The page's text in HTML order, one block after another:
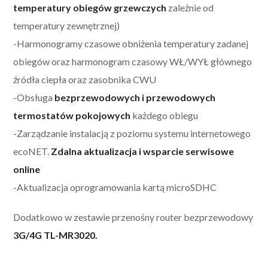
temperatury obiegów grzewczych zależnie od
temperatury zewnętrznej)
-Harmonogramy czasowe obniżenia temperatury zadanej
obiegów oraz harmonogram czasowy WŁ/WYŁ głównego
źródła ciepła oraz zasobnika CWU
-Obsługa bezprzewodowych i przewodowych
termostatów pokojowych każdego obiegu
-Zarządzanie instalacją z poziomu systemu internetowego
ecoNET. Zdalna aktualizacja i wsparcie serwisowe
online
-Aktualizacja oprogramowania kartą microSDHC
Dodatkowo w zestawie przenośny router bezprzewodowy
3G/4G TL-MR3020.